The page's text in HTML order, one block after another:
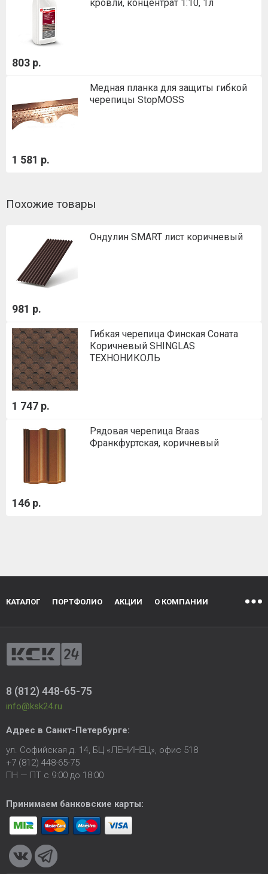
кровли, концентрат 1:10, 1л
803 р.
Медная планка для защиты гибкой
черепицы StopMOSS
1 581 р.
Похожие товары
Ондулин SMART лист коричневый
981 р.
Гибкая черепица Финская Соната
Коричневый SHINGLAS
ТЕХНОНИКОЛЬ
1 747 р.
Рядовая черепица Braas
Франкфуртская, коричневый
146 р.
КАТАЛОГ ПОРТФОЛИО АКЦИИ О КОМПАНИИ
8 (812) 448-65-75
info@ksk24.ru
Адрес в Санкт-Петербурге:
ул. Софийская д. 14, БЦ «ЛЕНИНЕЦ», офис 518
+7 (812) 448-65-75
ПН — ПТ с 9:00 до 18:00
Принимаем банковские карты: